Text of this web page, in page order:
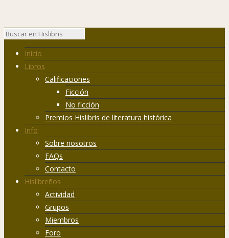
Inicio
Libros
Calificaciones
Ficción
No ficción
Premios Hislibris de literatura histórica
Info
Sobre nosotros
FAQs
Contacto
Hislibreños
Actividad
Grupos
Miembros
Foro